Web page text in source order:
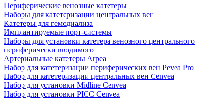
Периферические венозные катетеры
Наборы для катетеризации центральных вен
Катетеры для гемодиализа
Имплантируемые порт‑системы
Наборы для установки катетера венозного центрального
периферически вводимого
Артериальные катетеры Arpea
Набор для катетеризации периферических вен Pevea Pro
Набор для катетеризации центральных вен Cenvea
Набор для установки Midline Cenvea
Набор для установки PICC Cenvea